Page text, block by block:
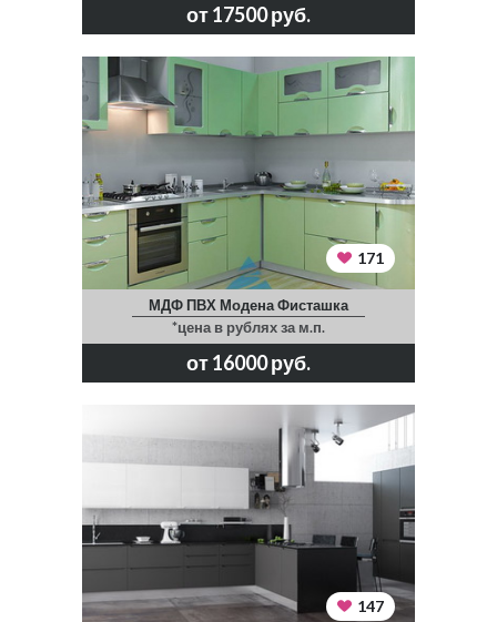
от 17500 руб.
171
МДФ ПВХ Модена Фисташка
*цена в рублях за м.п.
от 16000 руб.
147